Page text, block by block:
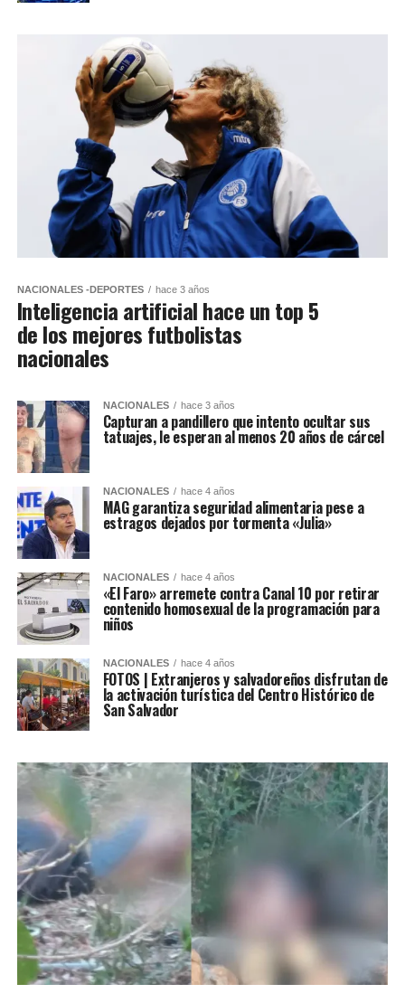
NACIONALES -DEPORTES hace 3 años
Inteligencia artificial hace un top 5
de los mejores futbolistas
nacionales
NACIONALES hace 3 años
Capturan a pandillero que intento ocultar sus
tatuajes, le esperan al menos 20 años de cárcel
NACIONALES hace 4 años
MAG garantiza seguridad alimentaria pese a
estragos dejados por tormenta «Julia»
NACIONALES hace 4 años
«El Faro» arremete contra Canal 10 por retirar
contenido homosexual de la programación para
niños
NACIONALES hace 4 años
FOTOS | Extranjeros y salvadoreños disfrutan de
la activación turística del Centro Histórico de
San Salvador